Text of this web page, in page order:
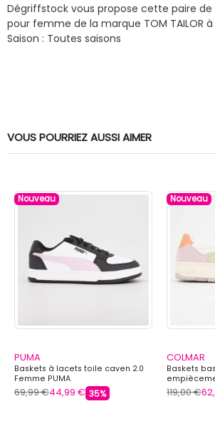
Dégriffstock vous propose cette paire de
pour femme de la marque TOM TAILOR
Saison : Toutes saisons
VOUS POURRIEZ AUSSI AIMER
Nouveau
PUMA
Baskets à lacets toile caven 2.0
Femme PUMA
69,99 €44,99 € 35%
Nouveau
COLMAR
Baskets
Femme
119,00 €